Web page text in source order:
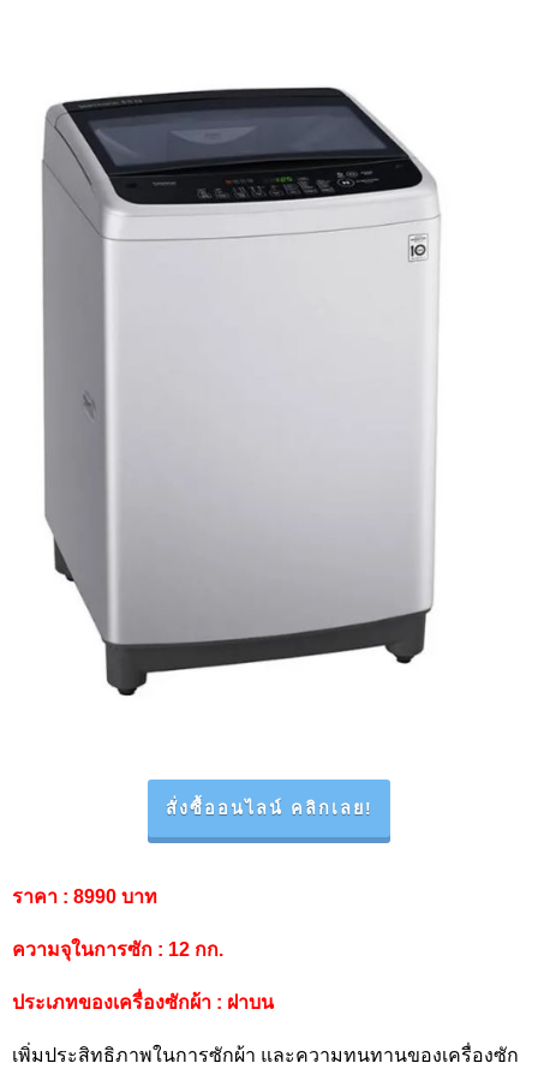
สั่งซื้ออนไลน์ คลิกเลย!
ราคา : 8990 บาท
ความจุในการซัก : 12 กก.
ประเภทของเครื่องซักผ้า : ฝาบน
เพิ่มประสิทธิภาพในการซักผ้า และความทนทานของเครื่องซัก